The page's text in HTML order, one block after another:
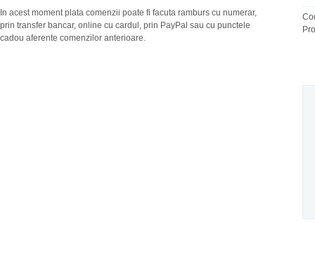
In acest moment plata comenzii poate fi facuta ramburs cu numerar,
prin transfer bancar, online cu cardul, prin PayPal sau cu punctele
cadou aferente comenzilor anterioare.